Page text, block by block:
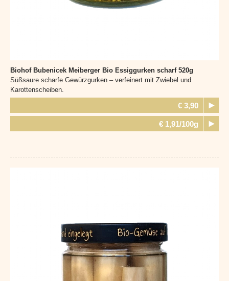
Biohof Bubenicek Meiberger Bio Essiggurken scharf 520g
Süßsaure scharfe Gewürzgurken – verfeinert mit Zwiebel und
Karottenscheiben.
€ 3,90
€ 1,91/100g